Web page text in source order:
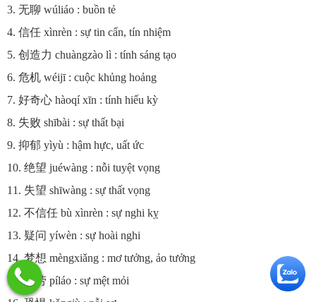
3. 无聊 wúliáo : buồn tẻ
4. 信任 xìnrèn : sự tin cẩn, tín nhiệm
5. 创造力 chuàngzào lì : tính sáng tạo
6. 危机 wéijī : cuộc khủng hoảng
7. 好奇心 hàoqí xīn : tính hiếu kỳ
8. 失败 shībài : sự thất bại
9. 抑郁 yìyù : hậm hực, uất ức
10. 绝望 juéwàng : nỗi tuyệt vọng
11. 失望 shīwàng : sự thất vọng
12. 不信任 bù xìnrèn : sự nghi kỵ
13. 疑问 yíwèn : sự hoài nghi
14. 梦想 mèngxiǎng : mơ tưởng, ảo tưởng
15. 疲劳 píláo : sự mệt mỏi